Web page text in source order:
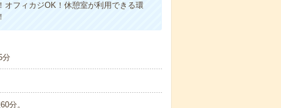
フィカジOK！休憩室が利用できる環
分
分。